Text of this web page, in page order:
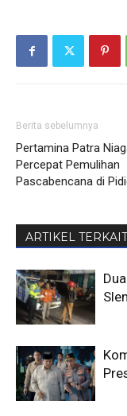
Berita sebelumnya
Pertamina Patra
Percepat Pemulihan
Pascabencana di
ARTIKEL TERKAIT